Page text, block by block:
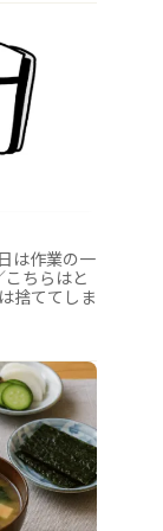
は作業の一
ちらはと
捨ててしま